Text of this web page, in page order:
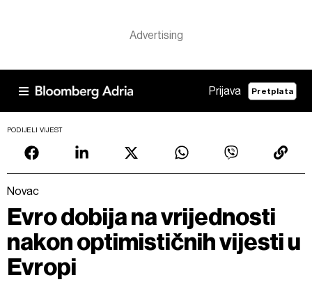
Prijava Pretplata
PODIJELI VIJEST
Novac
Evro dobija na vrijednosti
nakon optimističnih vijesti u
Evropi